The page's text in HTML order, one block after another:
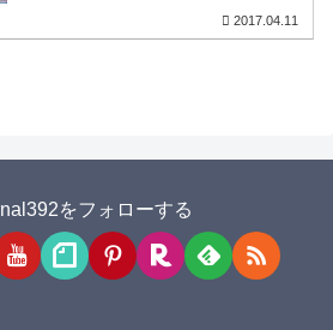
2017.04.11
をフォローする